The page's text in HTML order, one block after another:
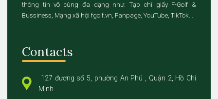
thông tin vô cùng đa dạng như: Tạp chí giấy F-Golf &
Bussiness, Mạng xã hội fgolf.vn, Fanpage, YouTube, TikTok...
Contacts
127 đương số 5, phường An Phú , Quận 2, Hồ Chí
Minh